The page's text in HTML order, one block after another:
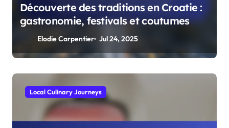
Découverte des traditions en Croatie :
gastronomie, festivals et coutumes
Elodie Carpentier Jul 24, 2025
Cultural Immersion Experiences